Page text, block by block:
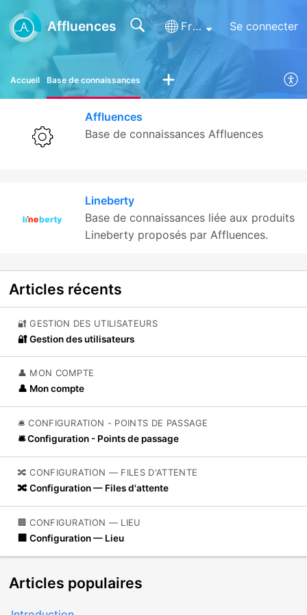
Affluences Français (France) Se connecter
Accueil Base de connaissances
Affluences
Base de connaissances Affluences
Lineberty
Base de connaissances liée aux produits
Lineberty proposés par Affluences.
Articles récents
🔐 GESTION DES UTILISATEURS
🔐 Gestion des utilisateurs
👤 MON COMPTE
👤 Mon compte
🛎️ CONFIGURATION - POINTS DE PASSAGE
🛎️ Configuration - Points de passage
🔀 CONFIGURATION — FILES D'ATTENTE
🔀 Configuration — Files d'attente
🏢 CONFIGURATION — LIEU
🏢 Configuration — Lieu
Articles populaires